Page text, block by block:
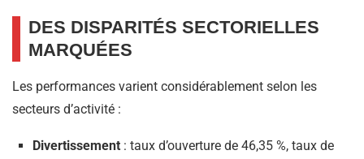
DES DISPARITÉS SECTORIELLES
MARQUÉES
Les performances varient considérablement selon les
secteurs d’activité :​
Divertissement : taux d’ouverture de 46,35 %, taux de